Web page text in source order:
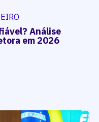
Análise
em 2026